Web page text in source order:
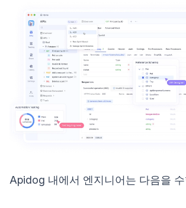
Apidog 내에서 엔지니어는 다음을